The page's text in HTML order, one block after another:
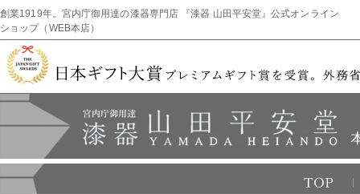
創業1919年。宮内庁御用達の漆器専門店 『漆器 山田平安堂』公式オンライン
ショップ（WEB本店）